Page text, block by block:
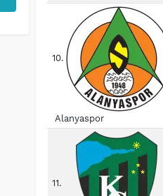
10.
Alanyaspor
11.